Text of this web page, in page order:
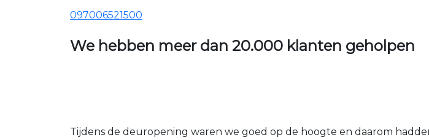
097006521500
We hebben meer dan 20.000 klanten geholpen
Tijdens de deuropening waren we goed op de hoogte en daarom